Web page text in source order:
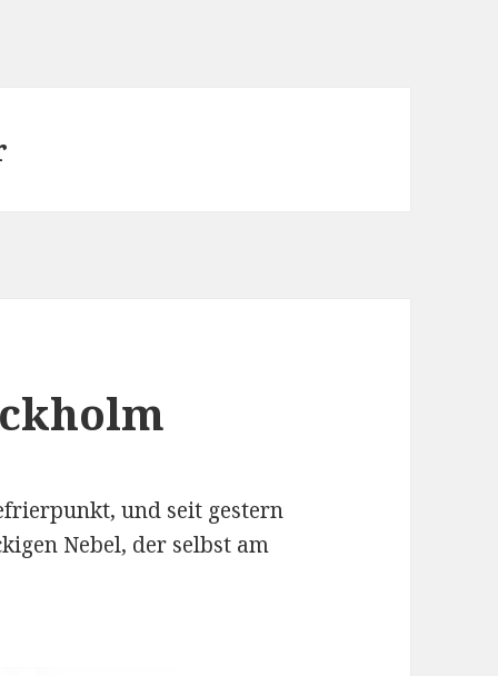
und seit gestern
Nebel, der selbst am